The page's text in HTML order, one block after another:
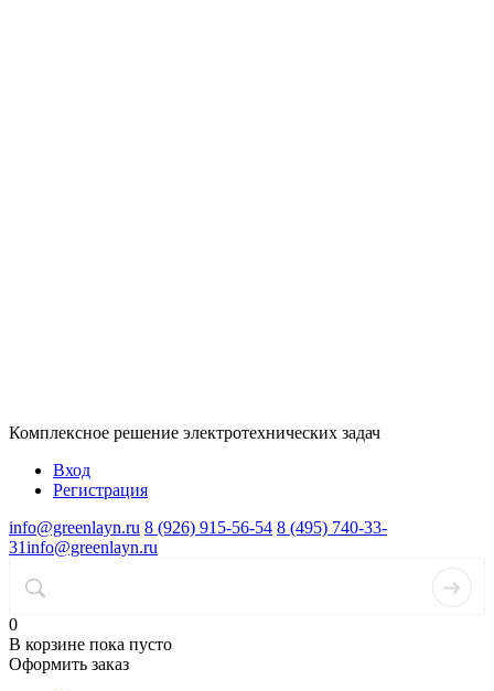
Комплексное решение электротехнических задач
Вход
Регистрация
info@greenlayn.ru 8 (926) 915-56-54 8 (495) 740-33-
31info@greenlayn.ru
0
В корзине пока пусто
Оформить заказ